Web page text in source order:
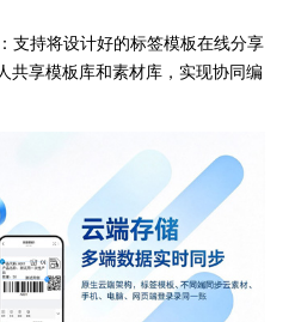
持将设计好的标签模板在线分享
共享模板库和素材库，实现协同编